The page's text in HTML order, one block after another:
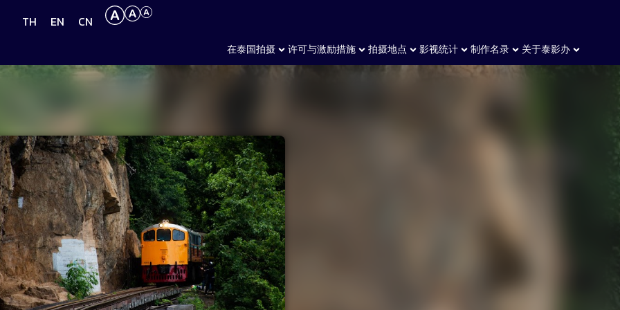
TH EN CN
在泰国拍摄 许可与激励措施 拍摄地点 影视统计 制作名录 关于泰影办